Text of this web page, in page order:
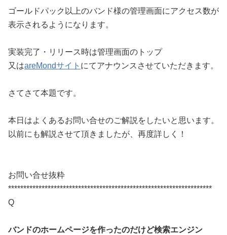
ゴールドパック以上のバンド様の管理画面にアクセス数が
表示されるようになります。
実装完了・リリース時は管理画面のトップ
又はareMondサイト にてアナウンスさせていただきます。
さてさて本題です。
本日はよくあるお問い合せのご解説をしたいと思います。
以前にも解説させて頂きましたが、再度詳しく！
お問い合せ抜粋
*******************************************************************
Q
バンドのホームページを作ったのだけど検索エンジン